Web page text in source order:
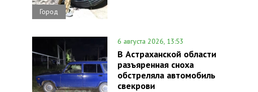
Город
6 августа 2026, 13:53
В Астраханской области
разъяренная сноха
обстреляла автомобиль
свекрови